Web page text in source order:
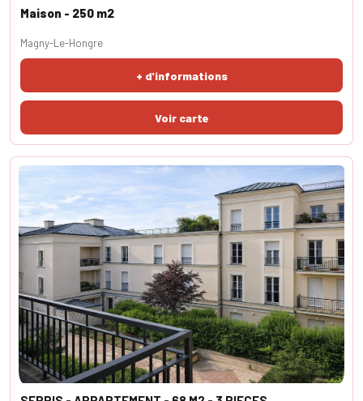
Maison - 250 m2
+ d'informations
Magny-Le-Hongre